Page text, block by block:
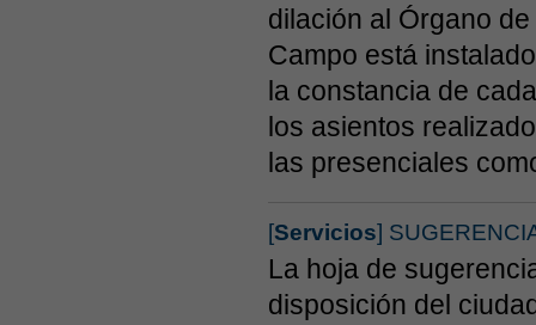
dilación al Órgano
Campo está
la constancia de
los asientos
las presenciales
[Servicios]
La hoja de
disposición del